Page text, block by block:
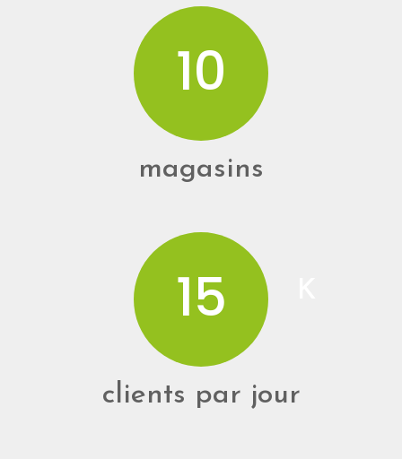
10
magasins
15
clients par jour